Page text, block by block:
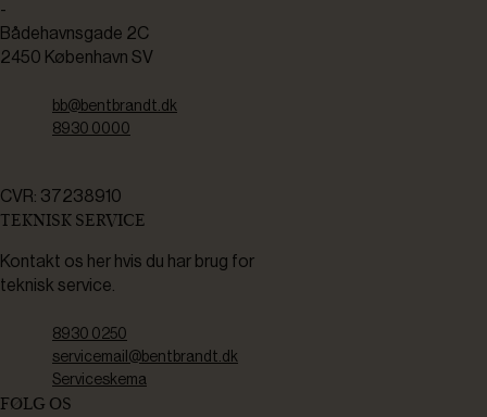
-
Bådehavnsgade 2C
2450 København SV
bb@bentbrandt.dk
8930 0000
CVR: 37238910
TEKNISK SERVICE
Kontakt os her hvis du har brug for
teknisk service.
8930 0250
servicemail@bentbrandt.dk
Serviceskema
FØLG OS